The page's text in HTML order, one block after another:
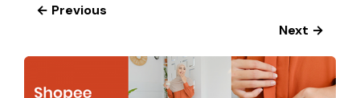
← Previous
Next →